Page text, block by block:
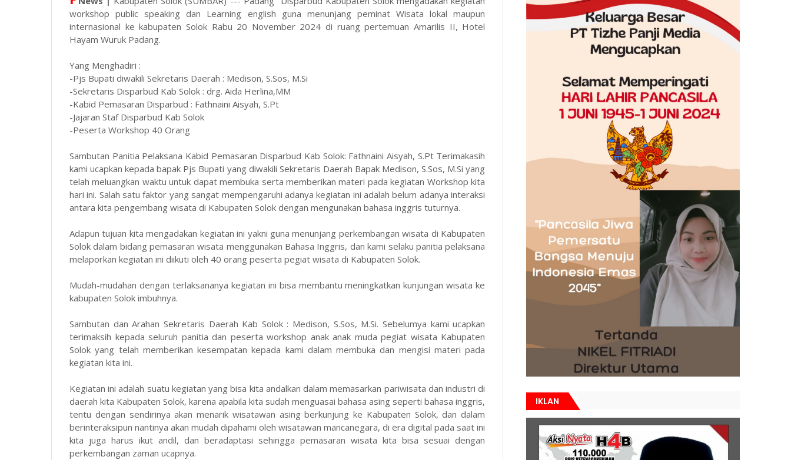
workshop public speaking dan Learning english guna menunjang peminat Wisata lokal maupun
internasional ke kabupaten Solok Rabu 20 November 2024 di ruang pertemuan Amarilis II, Hotel
Hayam Wuruk Padang.
Yang Menghadiri :
-Pjs Bupati diwakili Sekretaris Daerah : Medison, S.Sos, M.Si
-Sekretaris Disparbud Kab Solok : drg. Aida Herlina,MM
-Kabid Pemasaran Disparbud : Fathnaini Aisyah, S.Pt
-Jajaran Staf Disparbud Kab Solok
-Peserta Workshop 40 Orang
Sambutan Panitia Pelaksana Kabid Pemasaran Disparbud Kab Solok: Fathnaini Aisyah, S.Pt Terimakasih
kami ucapkan kepada bapak Pjs Bupati yang diwakili Sekretaris Daerah Bapak Medison, S.Sos, M.Si yang
telah meluangkan waktu untuk dapat membuka serta memberikan materi pada kegiatan Workshop kita
hari ini. Salah satu faktor yang sangat mempengaruhi adanya kegiatan ini adalah belum adanya interaksi
antara kita pengembang wisata di Kabupaten Solok dengan mengunakan bahasa inggris tuturnya.
Adapun tujuan kita mengadakan kegiatan ini yakni guna menunjang perkembangan wisata di Kabupaten
Solok dalam bidang pemasaran wisata menggunakan Bahasa Inggris, dan kami selaku panitia pelaksana
melaporkan kegiatan ini diikuti oleh 40 orang peserta pegiat wisata di Kabupaten Solok.
Mudah-mudahan dengan terlaksananya kegiatan ini bisa membantu meningkatkan kunjungan wisata ke
kabupaten Solok imbuhnya.
Sambutan dan Arahan Sekretaris Daerah Kab Solok : Medison, S.Sos, M.Si. Sebelumya kami ucapkan
terimaksih kepada seluruh panitia dan peserta workshop anak anak muda pegiat wisata Kabupaten
Solok yang telah memberikan kesempatan kepada kami dalam membuka dan mengisi materi pada
kegiatan kita ini.
Kegiatan ini adalah suatu kegiatan yang bisa kita andalkan dalam memasarkan pariwisata dan industri di
daerah kita Kabupaten Solok, karena apabila kita sudah menguasai bahasa asing seperti bahasa inggris,
tentu dengan sendirinya akan menarik wisatawan asing berkunjung ke Kabupaten Solok, dan dalam
berinteraksipun nantinya akan mudah dipahami oleh wisatawan mancanegara, di era digital pada saat ini
kita juga harus ikut andil, dan beradaptasi sehingga pemasaran wisata kita bisa sesuai dengan
perkembangan zaman ucapnya.
IKLAN